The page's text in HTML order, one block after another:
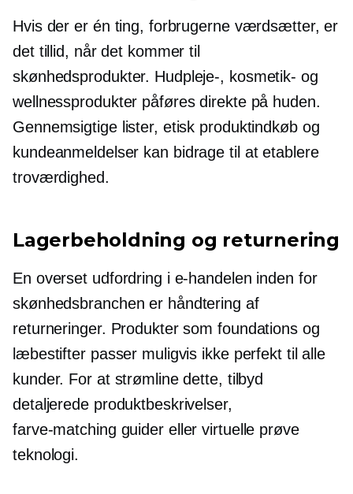
Hvis der er én ting, forbrugerne værdsætter, er
det tillid, når det kommer til
skønhedsprodukter. Hudpleje-, kosmetik- og
wellnessprodukter påføres direkte på huden.
Gennemsigtige lister, etisk produktindkøb og
kundeanmeldelser kan bidrage til at etablere
troværdighed.
Lagerbeholdning og returnering
En overset udfordring i e-handelen inden for
skønhedsbranchen er håndtering af
returneringer. Produkter som foundations og
læbestifter passer muligvis ikke perfekt til alle
kunder. For at strømline dette, tilbyd
detaljerede produktbeskrivelser,
farve-matching guider eller virtuelle prøve
teknologi.